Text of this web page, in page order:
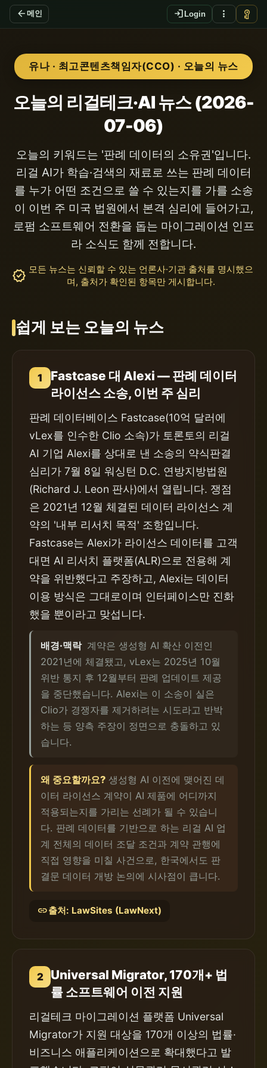
arrow_back 메인 login Login more_vert vpn_key
유나 · 최고콘텐츠책임자(CCO) · 오늘의 뉴스
오늘의 리걸테크·AI 뉴스 (2026-
07-06)
오늘의 키워드는 '판례 데이터의 소유권'입니다.
리걸 AI가 학습·검색의 재료로 쓰는 판례 데이터
를 누가 어떤 조건으로 쓸 수 있는지를 가를 소송
이 이번 주 미국 법원에서 본격 심리에 들어가고,
로펌 소프트웨어 전환을 돕는 마이그레이션 인프
라 소식도 함께 전합니다.
verified 모든 뉴스는 신뢰할 수 있는 언론사·기관 출처를 명시했으
며, 출처가 확인된 항목만 게시합니다.
쉽게 보는 오늘의 뉴스
1
Fastcase 대 Alexi — 판례 데이터
라이선스 소송, 이번 주 심리
판례 데이터베이스 Fastcase(10억 달러에
vLex를 인수한 Clio 소속)가 토론토의 리걸
AI 기업 Alexi를 상대로 낸 소송의 약식판결
심리가 7월 8일 워싱턴 D.C. 연방지방법원
(Richard J. Leon 판사)에서 열립니다. 쟁점
은 2021년 12월 체결된 데이터 라이선스 계
약의 '내부 리서치 목적' 조항입니다.
Fastcase는 Alexi가 라이선스 데이터를 고객
대면 AI 리서치 플랫폼(ALR)으로 전용해 계
약을 위반했다고 주장하고, Alexi는 데이터
이용 방식은 그대로이며 인터페이스만 진화
했을 뿐이라고 맞섭니다.
배경·맥락 계약은 생성형 AI 확산 이전인
2021년에 체결됐고, vLex는 2025년 10월
위반 통지 후 12월부터 판례 업데이트 제공
을 중단했습니다. Alexi는 이 소송이 실은
Clio가 경쟁자를 제거하려는 시도라고 반박
하는 등 양측 주장이 정면으로 충돌하고 있
습니다.
왜 중요할까요? 생성형 AI 이전에 맺어진 데
이터 라이선스 계약이 AI 제품에 어디까지
적용되는지를 가리는 선례가 될 수 있습니
다. 판례 데이터를 기반으로 하는 리걸 AI 업
계 전체의 데이터 조달 조건과 계약 관행에
직접 영향을 미칠 사건으로, 한국에서도 판
결문 데이터 개방 논의에 시사점이 큽니다.
link출처: LawSites (LawNext)
2
Universal Migrator, 170개+ 법
률 소프트웨어 이전 지원
리걸테크 마이그레이션 플랫폼 Universal
Migrator가 지원 대상을 170개 이상의 법률·
비즈니스 애플리케이션으로 확대했다고 발